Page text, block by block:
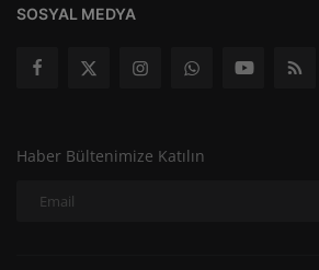
SOSYAL MEDYA
Haber Bültenimize Katılın